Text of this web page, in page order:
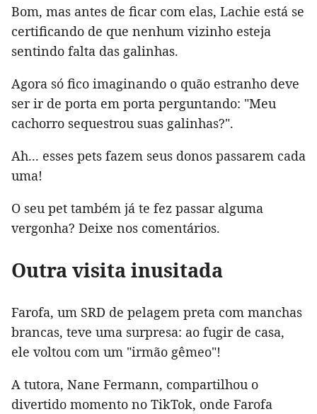
Bom, mas antes de ficar com elas, Lachie está se
certificando de que nenhum vizinho esteja
sentindo falta das galinhas.
Agora só fico imaginando o quão estranho deve
ser ir de porta em porta perguntando: "Meu
cachorro sequestrou suas galinhas?".
Ah... esses pets fazem seus donos passarem cada
uma!
O seu pet também já te fez passar alguma
vergonha? Deixe nos comentários.
Outra visita inusitada
Farofa, um SRD de pelagem preta com manchas
brancas, teve uma surpresa: ao fugir de casa,
ele voltou com um "irmão gêmeo"!
A tutora, Nane Fermann, compartilhou o
divertido momento no TikTok, onde Farofa